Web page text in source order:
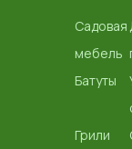
Садовая
мебель
Батуты
Грили